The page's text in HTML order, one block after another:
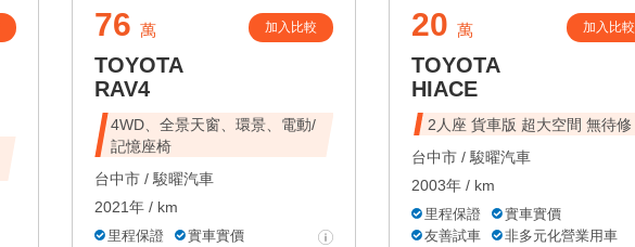
76 萬 加入比較
TOYOTA
RAV4
4WD、全景天窗、環景、電動/
記憶座椅
台中市 / 駿曜汽車
2021年 / km
里程保證
實車實價
20 萬 加入比較
TOYOTA
HIACE
2人座 貨車版 超大空間 無待修
台中市 / 駿曜汽車
2003年 / km
里程保證
實車實價
友善試車
非多元化營業用車